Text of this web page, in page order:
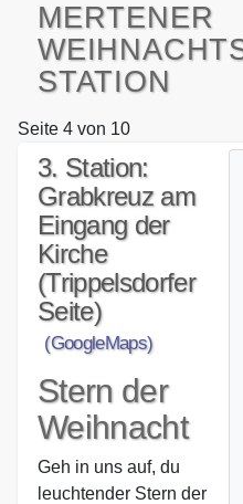
MERTENER
STATION
Seite 4 von 10
3. Station:
Grabkreuz am
Eingang der
Kirche
(Trippelsdorfer
Seite)
(GoogleMaps)
Stern der
Weihnacht
Geh in uns auf, du
leuchtender Stern der